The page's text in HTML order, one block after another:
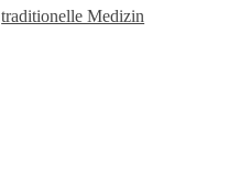
traditionelle Medizin